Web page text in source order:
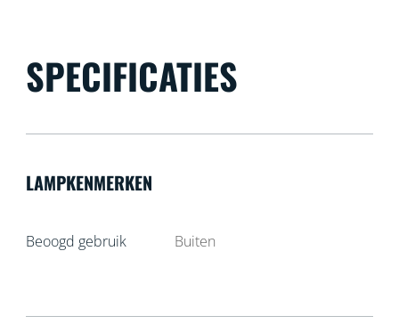
SPECIFICATIES
LAMPKENMERKEN
Beoogd gebruik Buiten